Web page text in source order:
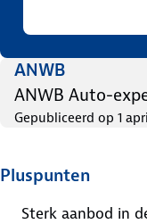
ANWB
ANWB Auto-
Gepubliceerd op 1
Pluspunten
Sterk aanbod in